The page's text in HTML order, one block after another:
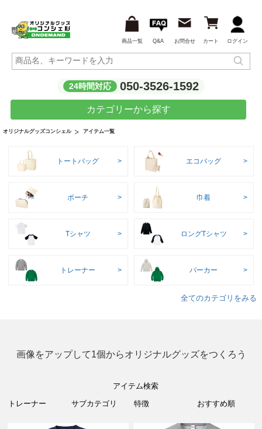
商品一覧 Q&A お問合せ カート ログイン
24時間対応 050-3526-1592
カテゴリーから探す
オリジナルグッズコンシェル アイテム一覧
トートバッグ エコバッグ
ポーチ 巾着
Tシャツ ロングTシャツ
トレーナー パーカー
全てのカテゴリをみる
画像をアップして1個からオリジナルグッズをつくろう
アイテム検索